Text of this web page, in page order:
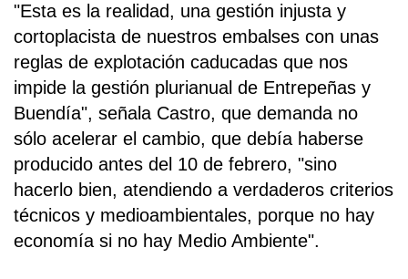
"Esta es la realidad, una gestión injusta y
cortoplacista de nuestros embalses con unas
reglas de explotación caducadas que nos
impide la gestión plurianual de Entrepeñas y
Buendía", señala Castro, que demanda no
sólo acelerar el cambio, que debía haberse
producido antes del 10 de febrero, "sino
hacerlo bien, atendiendo a verdaderos criterios
técnicos y medioambientales, porque no hay
economía si no hay Medio Ambiente".